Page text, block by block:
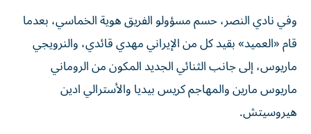
وفي نادي النصر، حسم مسؤولو الفريق هوية الخماسي، بعدما
قام «العميد» بقيد كل من الإيراني مهدي قائدي، والنرويجي
ماريوس، إلى جانب الثنائي الجديد المكون من الروماني
ماريوس مارين والمهاجم كريس بيديا والأسترالي ادين
هيروسيتش.